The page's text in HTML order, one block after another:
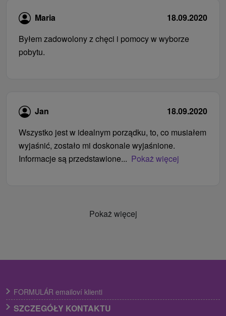
Maria
18.09.2020
Byłem zadowolony z chęci i pomocy w wyborze
pobytu.
Jan
18.09.2020
Wszystko jest w idealnym porządku, to, co musiałem
wyjaśnić, zostało mi doskonale wyjaśnione.
Informacje są przedstawione... Pokaż więcej
Pokaż więcej
FORMULÁR emailoví klienti
SZCZEGÓŁY KONTAKTU